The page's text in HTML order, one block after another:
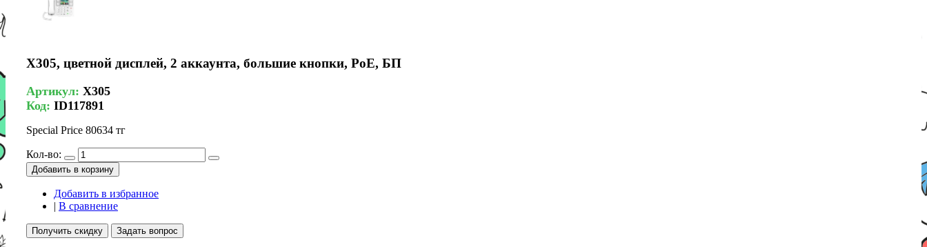
X305, цветной дисплей, 2 аккаунта, большие кнопки, PoE, БП
Артикул: X305
Код: ID117891
Special Price 80634 тг
Кол-во:
Добавить в корзину
Добавить в избранное
| В сравнение
Получить скидку Задать вопрос